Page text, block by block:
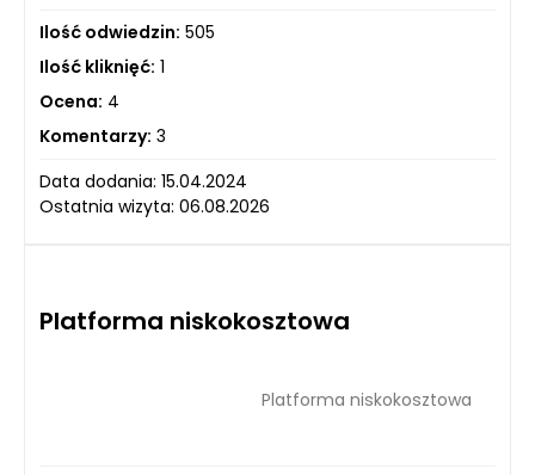
Ilość odwiedzin: 505
Ilość kliknięć: 1
Ocena: 4
Komentarzy: 3
Data dodania: 15.04.2024
Ostatnia wizyta: 06.08.2026
Platforma niskokosztowa
Platforma niskokosztowa